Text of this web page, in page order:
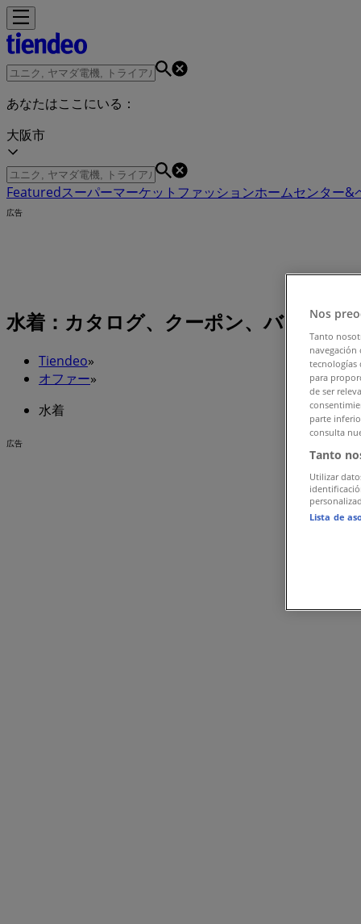
あなたはここにいる：
大阪市
Featuredスーパーマーケット ファッションホームセンター&
広告
水着：カタログ、クーポン、バーゲン
Tiendeo»
オファー»
水着
広告
Nos
Tanto
navegación
tecnologías
para
de ser
parte
consulta
Tanto
Utilizar
Lista de